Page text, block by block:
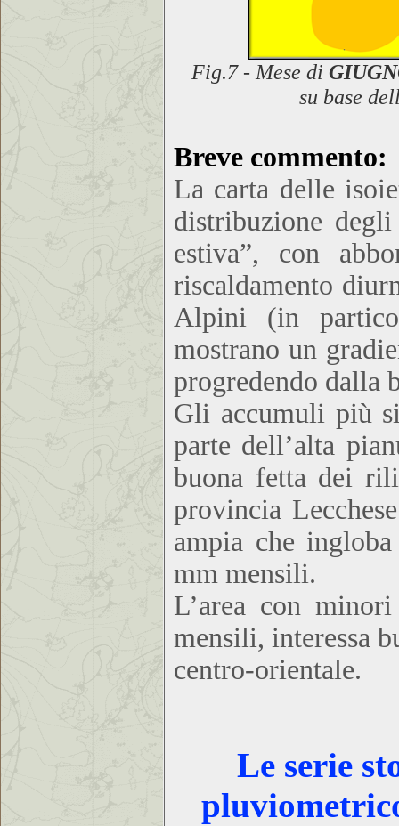
Fig.7 - Mese di
su base
Breve commento:
La carta delle
distribuzione
estiva”, con
riscaldamento
Alpini (in
mostrano un
progredendo dalla
Gli accumuli più
parte dell’alta
buona fetta dei
provincia
ampia che
mm mensili.
L’area con
mensili, interessa
centro-orientale.
Le serie